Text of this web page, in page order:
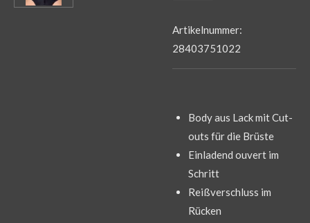
Artikelnummer:
28403751022
Body aus Lack mit Cut-
outs für die Brüste
Einladend ouvert im
Schritt
Reißverschluss im
Rücken